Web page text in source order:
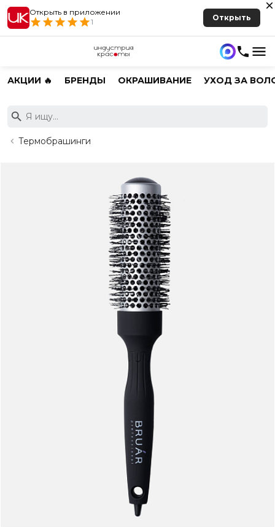
Открыть в приложении
1
Открыть
АКЦИИ 🔥 БРЕНДЫ ОКРАШИВАНИЕ УХОД ЗА
Термобрашинги